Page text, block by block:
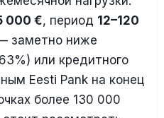
000 €, период 12–120
заметно ниже
или кредитного
Eesti Pank на конец
более 130 000